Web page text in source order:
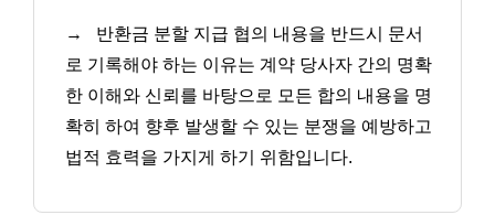
→
반환금 분할 지급 협의 내용을 반드시 문서
로 기록해야 하는 이유는 계약 당사자 간의 명확
한 이해와 신뢰를 바탕으로 모든 합의 내용을 명
확히 하여 향후 발생할 수 있는 분쟁을 예방하고
법적 효력을 가지게 하기 위함입니다.